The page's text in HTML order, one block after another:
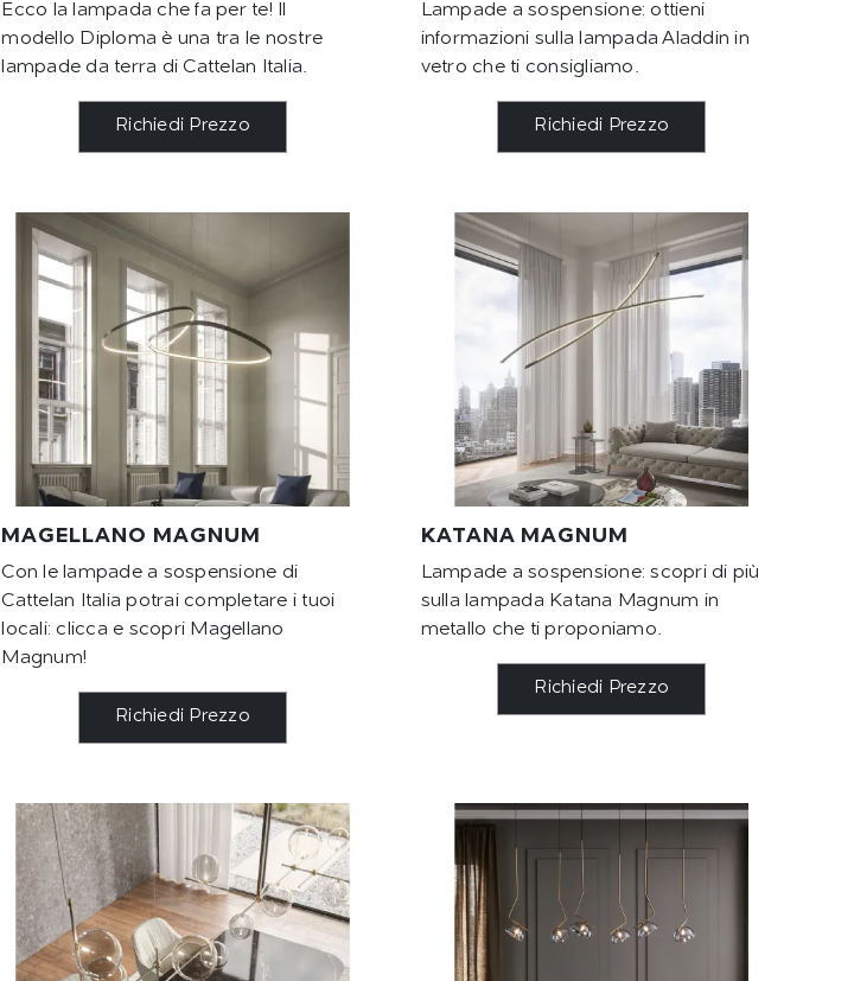
Ecco la lampada che fa per te! Il
modello Diploma è una tra le nostre
lampade da terra di Cattelan Italia.
Richiedi Prezzo
Lampade a sospensione: ottieni
informazioni sulla lampada Aladdin in
vetro che ti consigliamo.
Richiedi Prezzo
MAGELLANO MAGNUM
Con le lampade a sospensione di
Cattelan Italia potrai completare i tuoi
locali: clicca e scopri Magellano
Magnum!
Richiedi Prezzo
KATANA MAGNUM
Lampade a sospensione: scopri di più
sulla lampada Katana Magnum in
metallo che ti proponiamo.
Richiedi Prezzo